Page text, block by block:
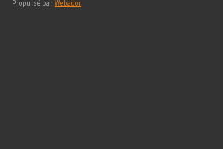
Propulsé parWebador